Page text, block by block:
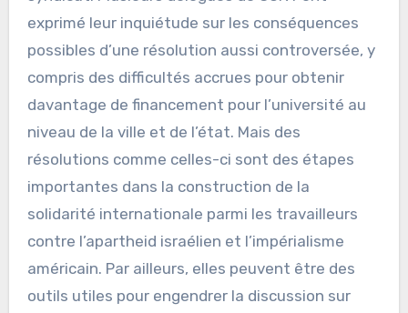
exprimé leur inquiétude sur les conséquences
possibles d’une résolution aussi controversée, y
compris des difficultés accrues pour obtenir
davantage de financement pour l’université au
niveau de la ville et de l’état. Mais des
résolutions comme celles-ci sont des étapes
importantes dans la construction de la
solidarité internationale parmi les travailleurs
contre l’apartheid israélien et l’impérialisme
américain. Par ailleurs, elles peuvent être des
outils utiles pour engendrer la discussion sur